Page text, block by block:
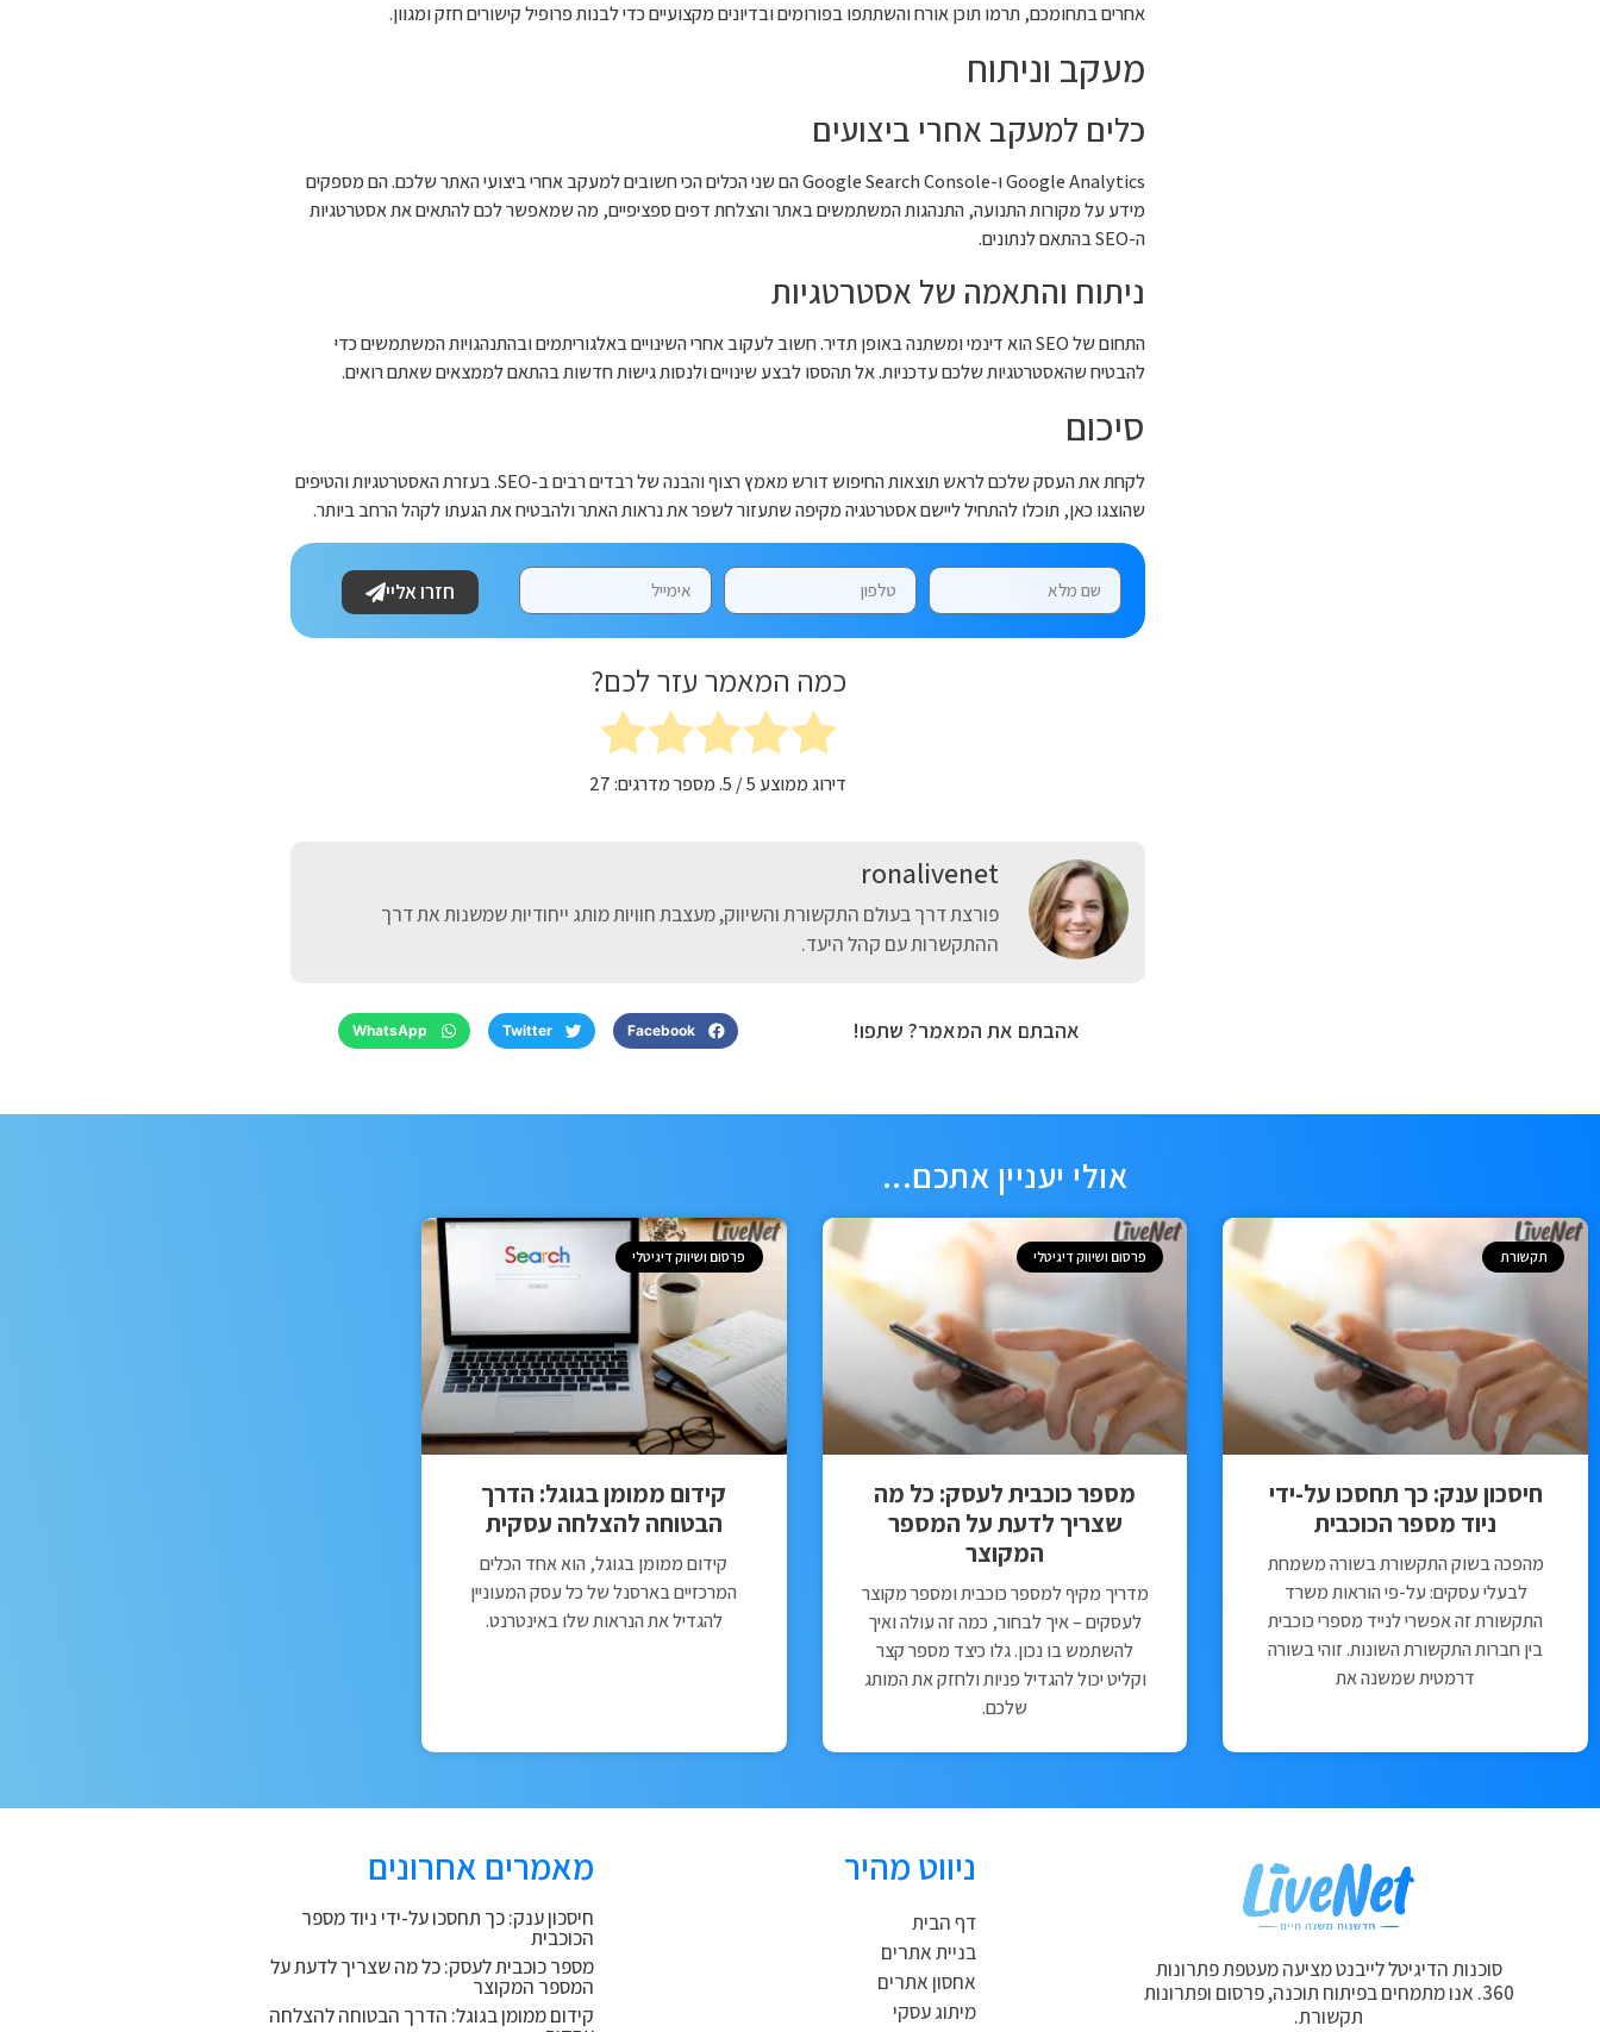
אחרים בתחומכם, תרמו תוכן אורח והשתתפו בפורומים ובדיונים מקצועיים כדי לבנות פרופיל קישורים חזק ומגוון.
מעקב וניתוח
כלים למעקב אחרי ביצועים
Google Analytics ו-Google Search Console הם שני הכלים הכי חשובים למעקב אחרי ביצועי האתר שלכם. הם מספקים
מידע על מקורות התנועה, התנהגות המשתמשים באתר והצלחת דפים ספציפיים, מה שמאפשר לכם להתאים את אסטרטגיות
ה-SEO בהתאם לנתונים.
ניתוח והתאמה של אסטרטגיות
התחום של SEO הוא דינמי ומשתנה באופן תדיר. חשוב לעקוב אחרי השינויים באלגוריתמים ובהתנהגויות המשתמשים כדי
להבטיח שהאסטרטגיות שלכם עדכניות. אל תהססו לבצע שינויים ולנסות גישות חדשות בהתאם לממצאים שאתם רואים.
סיכום
לקחת את העסק שלכם לראש תוצאות החיפוש דורש מאמץ רצוף והבנה של רבדים רבים ב-SEO. בעזרת האסטרטגיות והטיפים
שהוצגו כאן, תוכלו להתחיל ליישם אסטרטגיה מקיפה שתעזור לשפר את נראות האתר ולהבטיח את הגעתו לקהל הרחב ביותר.
חזרו אליי
כמה המאמר עזר לכם?
דירוג ממוצע5/ 5. מספר מדרגים: 27
ronalivenet
פורצת דרך בעולם התקשורת והשיווק, מעצבת חוויות מותג ייחודיות שמשנות את דרך
ההתקשרות עם קהל היעד.
אהבתם את המאמר? שתפו! Facebook
Twitter
WhatsApp
אולי יעניין אתכם...
תקשורת
חיסכון ענק: כך תחסכו על-ידי
ניוד מספר הכוכבית
מהפכה בשוק התקשורת בשורה משמחת
לבעלי עסקים: על-פי הוראות משרד
התקשורת זה אפשרי לנייד מספרי כוכבית
בין חברות התקשורת השונות. זוהי בשורה
דרמטית שמשנה את
פרסום ושיווק דיגיטלי
מספר כוכבית לעסק: כל מה
שצריך לדעת על המספר
המקוצר
מדריך מקיף למספר כוכבית ומספר מקוצר
לעסקים – איך לבחור, כמה זה עולה ואיך
להשתמש בו נכון. גלו כיצד מספר קצר
וקליט יכול להגדיל פניות ולחזק את המותג
שלכם.
פרסום ושיווק דיגיטלי
קידום ממומן בגוגל: הדרך
הבטוחה להצלחה עסקית
קידום ממומן בגוגל, הוא אחד הכלים
המרכזיים בארסנל של כל עסק המעוניין
להגדיל את הנראות שלו באינטרנט.
סוכנות הדיגיטל לייבנט מציעה מעטפת פתרונות
360. אנו מתמחים בפיתוח תוכנה, פרסום ופתרונות
תקשורת.
ניווט מהיר
דף הבית
בניית אתרים
אחסון אתרים
מיתוג עסקי
מאמרים אחרונים
חיסכון ענק: כך תחסכו על-ידי ניוד מספר
הכוכבית
מספר כוכבית לעסק: כל מה שצריך לדעת על
המספר המקוצר
קידום ממומן בגוגל: הדרך הבטוחה להצלחה